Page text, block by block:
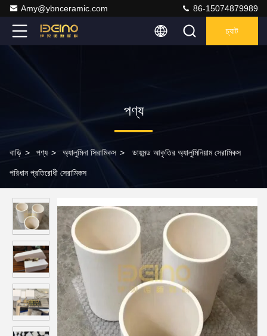
Amy@ybnceramic.com 86-15074879989
চ্যাট
পণ্য
বাড়ি > পণ্য > অ্যালুমিনা সিরামিকস > ডায়মন্ড আকৃতির অ্যালুমিনিয়াম সেরামিকস
পরিধান প্রতিরোধী সেরামিকস